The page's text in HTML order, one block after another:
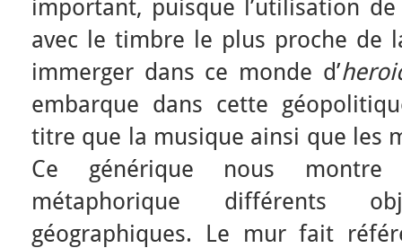
important, puisque l’utilisation
avec le timbre le plus proche de
immerger dans ce monde d’
embarque dans cette
titre que la musique ainsi que les
Ce générique nous
métaphorique différents
géographiques. Le mur fait